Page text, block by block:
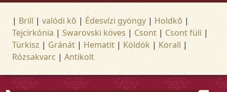
| Brill | valódi kõ | Édesvízi gyöngy | Holdkõ |
Tejcirkónia | Swarovski köves | Csont | Csont füli |
Türkisz | Gránát | Hematit | Köldök | Korall |
Rózsakvarc | Antikolt